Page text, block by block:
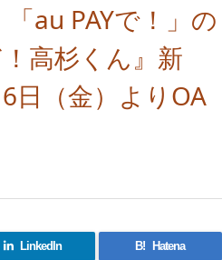
au PAYで！」の
高杉くん』新
日（金）よりOA
LinkedIn B! Hatena